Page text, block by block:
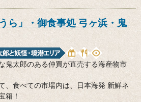
ら」・御食事処 弓ヶ浜・鬼
鬼太郎のある仲買が直売する海産物市
、食べての市場内は、日本海発 新鮮ネ
箱！